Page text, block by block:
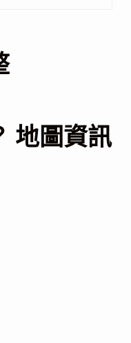
地圖資訊